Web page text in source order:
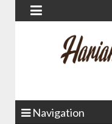

Navigation